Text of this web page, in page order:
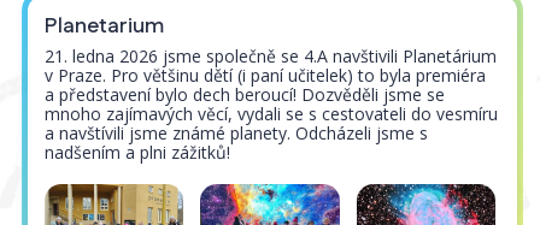
Planetarium
21. ledna 2026 jsme společně se 4.A navštivili Planetárium
v Praze. Pro většinu dětí (i paní učitelek) to byla premiéra
a představení bylo dech beroucí! Dozvěděli jsme se
mnoho zajímavých věcí, vydali se s cestovateli do vesmíru
a navštívili jsme známé planety. Odcházeli jsme s
nadšením a plni zážitků!